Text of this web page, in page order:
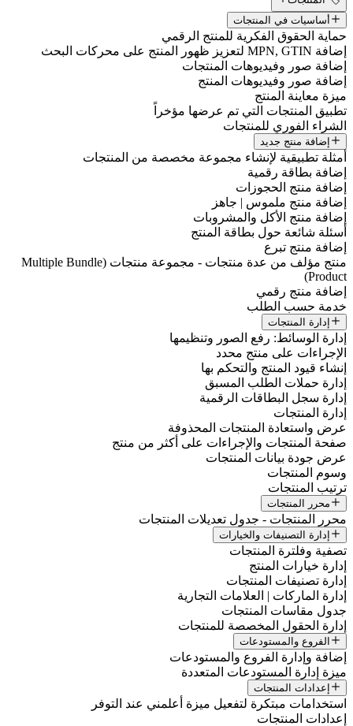
أساسيات في المنتجات
حماية الحقوق الفكرية للمنتج الرقمي
إضافة MPN, GTIN لتعزيز ظهور المنتج على محركات البحث
إضافة صور وفيديوهات المنتجات
إضافة صور وفيديوهات المنتج
ميزة معاينة المنتج
تطبيق المنتجات التي تم عرضها مؤخراً
الشراء الفوري للمنتجات
إضافة منتج جديد
أمثلة تطبيقية لإنشاء مجموعة مخصصة من المنتجات
إضافة بطاقة رقمية
إضافة منتج الحجوزات
إضافة منتج ملموس | جاهز
إضافة منتج الأكل والمشروبات
أسئلة شائعة حول بطاقة المنتج
إضافة منتج تبرع
منتج مؤلف من عدة منتجات - مجموعة منتجات (Multiple Bundle
Product)
إضافة منتج رقمي
خدمة حسب الطلب
إدارة المنتجات
إدارة الوسائط: رفع الصور وتنظيمها
الإجراءات على منتج محدد
إنشاء قيود المنتج والتحكم بها
إدارة حملات الطلب المسبق
إدارة سجل البطاقات الرقمية
إدارة المنتجات
عرض واستعادة المنتجات المحذوفة
صفحة المنتجات والإجراءات على أكثر من منتج
عرض جودة بيانات المنتجات
وسوم المنتجات
ترتيب المنتجات
محرر المنتجات
محرر المنتجات - جدول تعديلات المنتجات
إدارة التصنيفات والخيارات
تصفية وفلترة المنتجات
إدارة خيارات المنتج
إدارة تصنيفات المنتجات
إدارة الماركات | العلامات التجارية
جدول مقاسات المنتجات
إدارة الحقول المخصصة للمنتجات
الفروع والمستودعات
إضافة وإدارة الفروع والمستودعات
ميزة إدارة المستودعات المتعددة
إعدادات المنتجات
استخدامات مبتكرة لتفعيل ميزة أعلمني عند التوفر
إعدادات المنتجات